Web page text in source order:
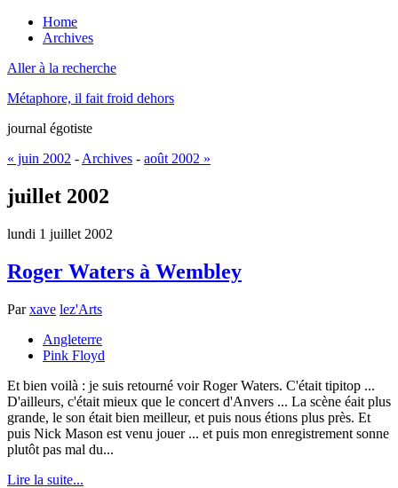
Home
Archives
Aller à la recherche
Métaphore, il fait froid dehors
journal égotiste
« juin 2002 - Archives - août 2002 »
juillet 2002
lundi 1 juillet 2002
Roger Waters à Wembley
Parxave lez'Arts
Angleterre
Pink Floyd
Et bien voilà : je suis retourné voir Roger Waters. C'était tipitop ...
D'ailleurs, c'était mieux que le concert d'Anvers ... La scène éait plus
grande, le son était bien meilleur, et puis nous étions plus près. Et
puis Nick Mason est venu jouer ... et puis mon enregistrement sonne
plutôt pas mal du...
Lire la suite...